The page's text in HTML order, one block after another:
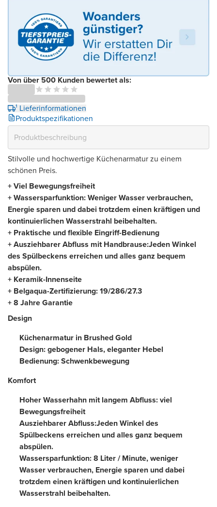
Von über 500 Kunden bewertet als:
¹ Lieferinformationen
Produktspezifikationen
Stilvolle und hochwertige Küchenarmatur zu einem
schönen Preis.
+ Viel Bewegungsfreiheit
+ Wassersparfunktion: Weniger Wasser verbrauchen,
Energie sparen und dabei trotzdem einen kräftigen und
kontinuierlichen Wasserstrahl beibehalten.
+ Praktische und flexible Eingriff-Bedienung
+ Ausziehbarer Abfluss mit Handbrause:Jeden Winkel
des Spülbeckens erreichen und alles ganz bequem
abspülen.
+ Keramik-Innenseite
+ Belgaqua-Zertifizierung: 19/286/27.3
+ 8 Jahre Garantie
Design
Küchenarmatur in Brushed Gold
Design: gebogener Hals, eleganter Hebel
Bedienung: Schwenkbewegung
Komfort
Hoher Wasserhahn mit langem Abfluss: viel
Bewegungsfreiheit
Ausziehbarer Abfluss:Jeden Winkel des
Spülbeckens erreichen und alles ganz bequem
abspülen.
Wassersparfunktion: 8 Liter / Minute, weniger
Wasser verbrauchen, Energie sparen und dabei
trotzdem einen kräftigen und kontinuierlichen
Wasserstrahl beibehalten.